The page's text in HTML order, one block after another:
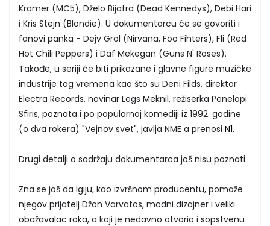
Kramer (MC5), Dželo Bijafra (Dead Kennedys), Debi Hari
i Kris Stejn (Blondie). U dokumentarcu će se govoriti i
fanovi panka - Dejv Grol (Nirvana, Foo Fihters), Fli (Red
Hot Chili Peppers) i Daf Mekegan (Guns N' Roses).
Takođe, u seriji će biti prikazane i glavne figure muzičke
industrije tog vremena kao što su Deni Filds, direktor
Electra Records, novinar Legs Meknil, režiserka Penelopi
Sfiris, poznata i po popularnoj komediji iz 1992. godine
(o dva rokera) "Vejnov svet", javlja NME a prenosi N1.
Drugi detalji o sadržaju dokumentarca još nisu poznati.
Zna se još da Igiju, kao izvršnom producentu, pomaže
njegov prijatelj Džon Varvatos, modni dizajner i veliki
obožavalac roka, a koji je nedavno otvorio i sopstvenu